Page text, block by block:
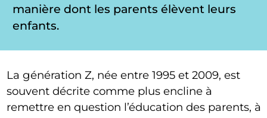
manière dont les parents élèvent leurs
enfants.
La génération Z, née entre 1995 et 2009, est
souvent décrite comme plus encline à
remettre en question l’éducation des parents, à